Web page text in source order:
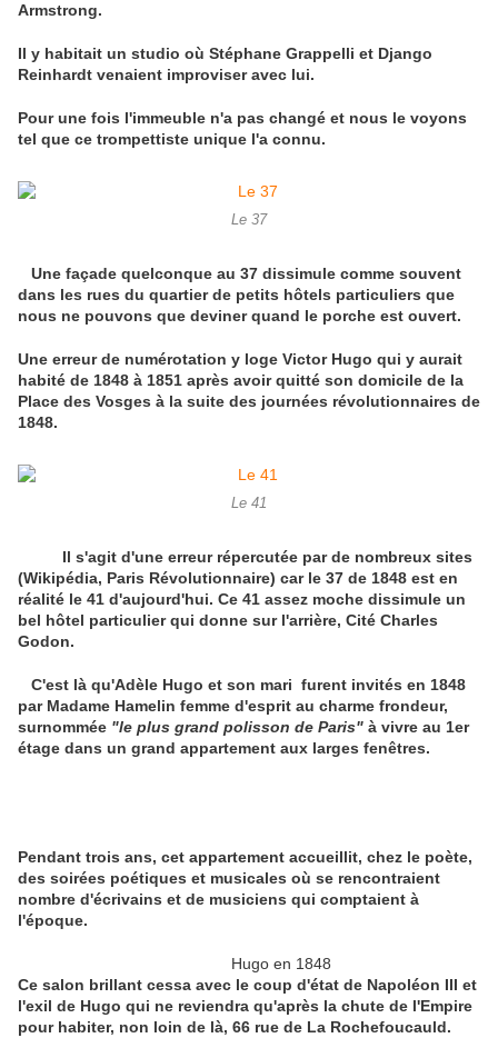
Armstrong.
Il y habitait un studio où Stéphane Grappelli et Django
Reinhardt venaient improviser avec lui.
Pour une fois l'immeuble n'a pas changé et nous le voyons
tel que ce trompettiste unique l'a connu.
Le 37
Une façade quelconque au 37 dissimule comme souvent
dans les rues du quartier de petits hôtels particuliers que
nous ne pouvons que deviner quand le porche est ouvert.
Une erreur de numérotation y loge Victor Hugo qui y aurait
habité de 1848 à 1851 après avoir quitté son domicile de la
Place des Vosges à la suite des journées révolutionnaires de
1848.
Le 41
Il s'agit d'une erreur répercutée par de nombreux sites
(Wikipédia, Paris Révolutionnaire) car le 37 de 1848 est en
réalité le 41 d'aujourd'hui. Ce 41 assez moche dissimule un
bel hôtel particulier qui donne sur l'arrière, Cité Charles
Godon.
C'est là qu'Adèle Hugo et son mari furent invités en 1848
par Madame Hamelin femme d'esprit au charme frondeur,
surnommée "le plus grand polisson de Paris" à vivre au 1er
étage dans un grand appartement aux larges fenêtres.
Pendant trois ans, cet appartement accueillit, chez le poète,
des soirées poétiques et musicales où se rencontraient
nombre d'écrivains et de musiciens qui comptaient à
l'époque.
Hugo en 1848
Ce salon brillant cessa avec le coup d'état de Napoléon III et
l'exil de Hugo qui ne reviendra qu'après la chute de l'Empire
pour habiter, non loin de là, 66 rue de La Rochefoucauld.